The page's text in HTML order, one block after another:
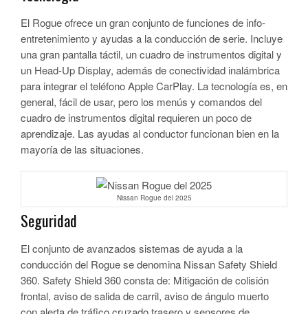
El Rogue ofrece un gran conjunto de funciones de info-
entretenimiento y ayudas a la conducción de serie. Incluye
una gran pantalla táctil, un cuadro de instrumentos digital y
un Head-Up Display, además de conectividad inalámbrica
para integrar el teléfono Apple CarPlay. La tecnología es, en
general, fácil de usar, pero los menús y comandos del
cuadro de instrumentos digital requieren un poco de
aprendizaje. Las ayudas al conductor funcionan bien en la
mayoría de las situaciones.
Nissan Rogue del 2025
Seguridad
El conjunto de avanzados sistemas de ayuda a la
conducción del Rogue se denomina Nissan Safety Shield
360. Safety Shield 360 consta de: Mitigación de colisión
frontal, aviso de salida de carril, aviso de ángulo muerto